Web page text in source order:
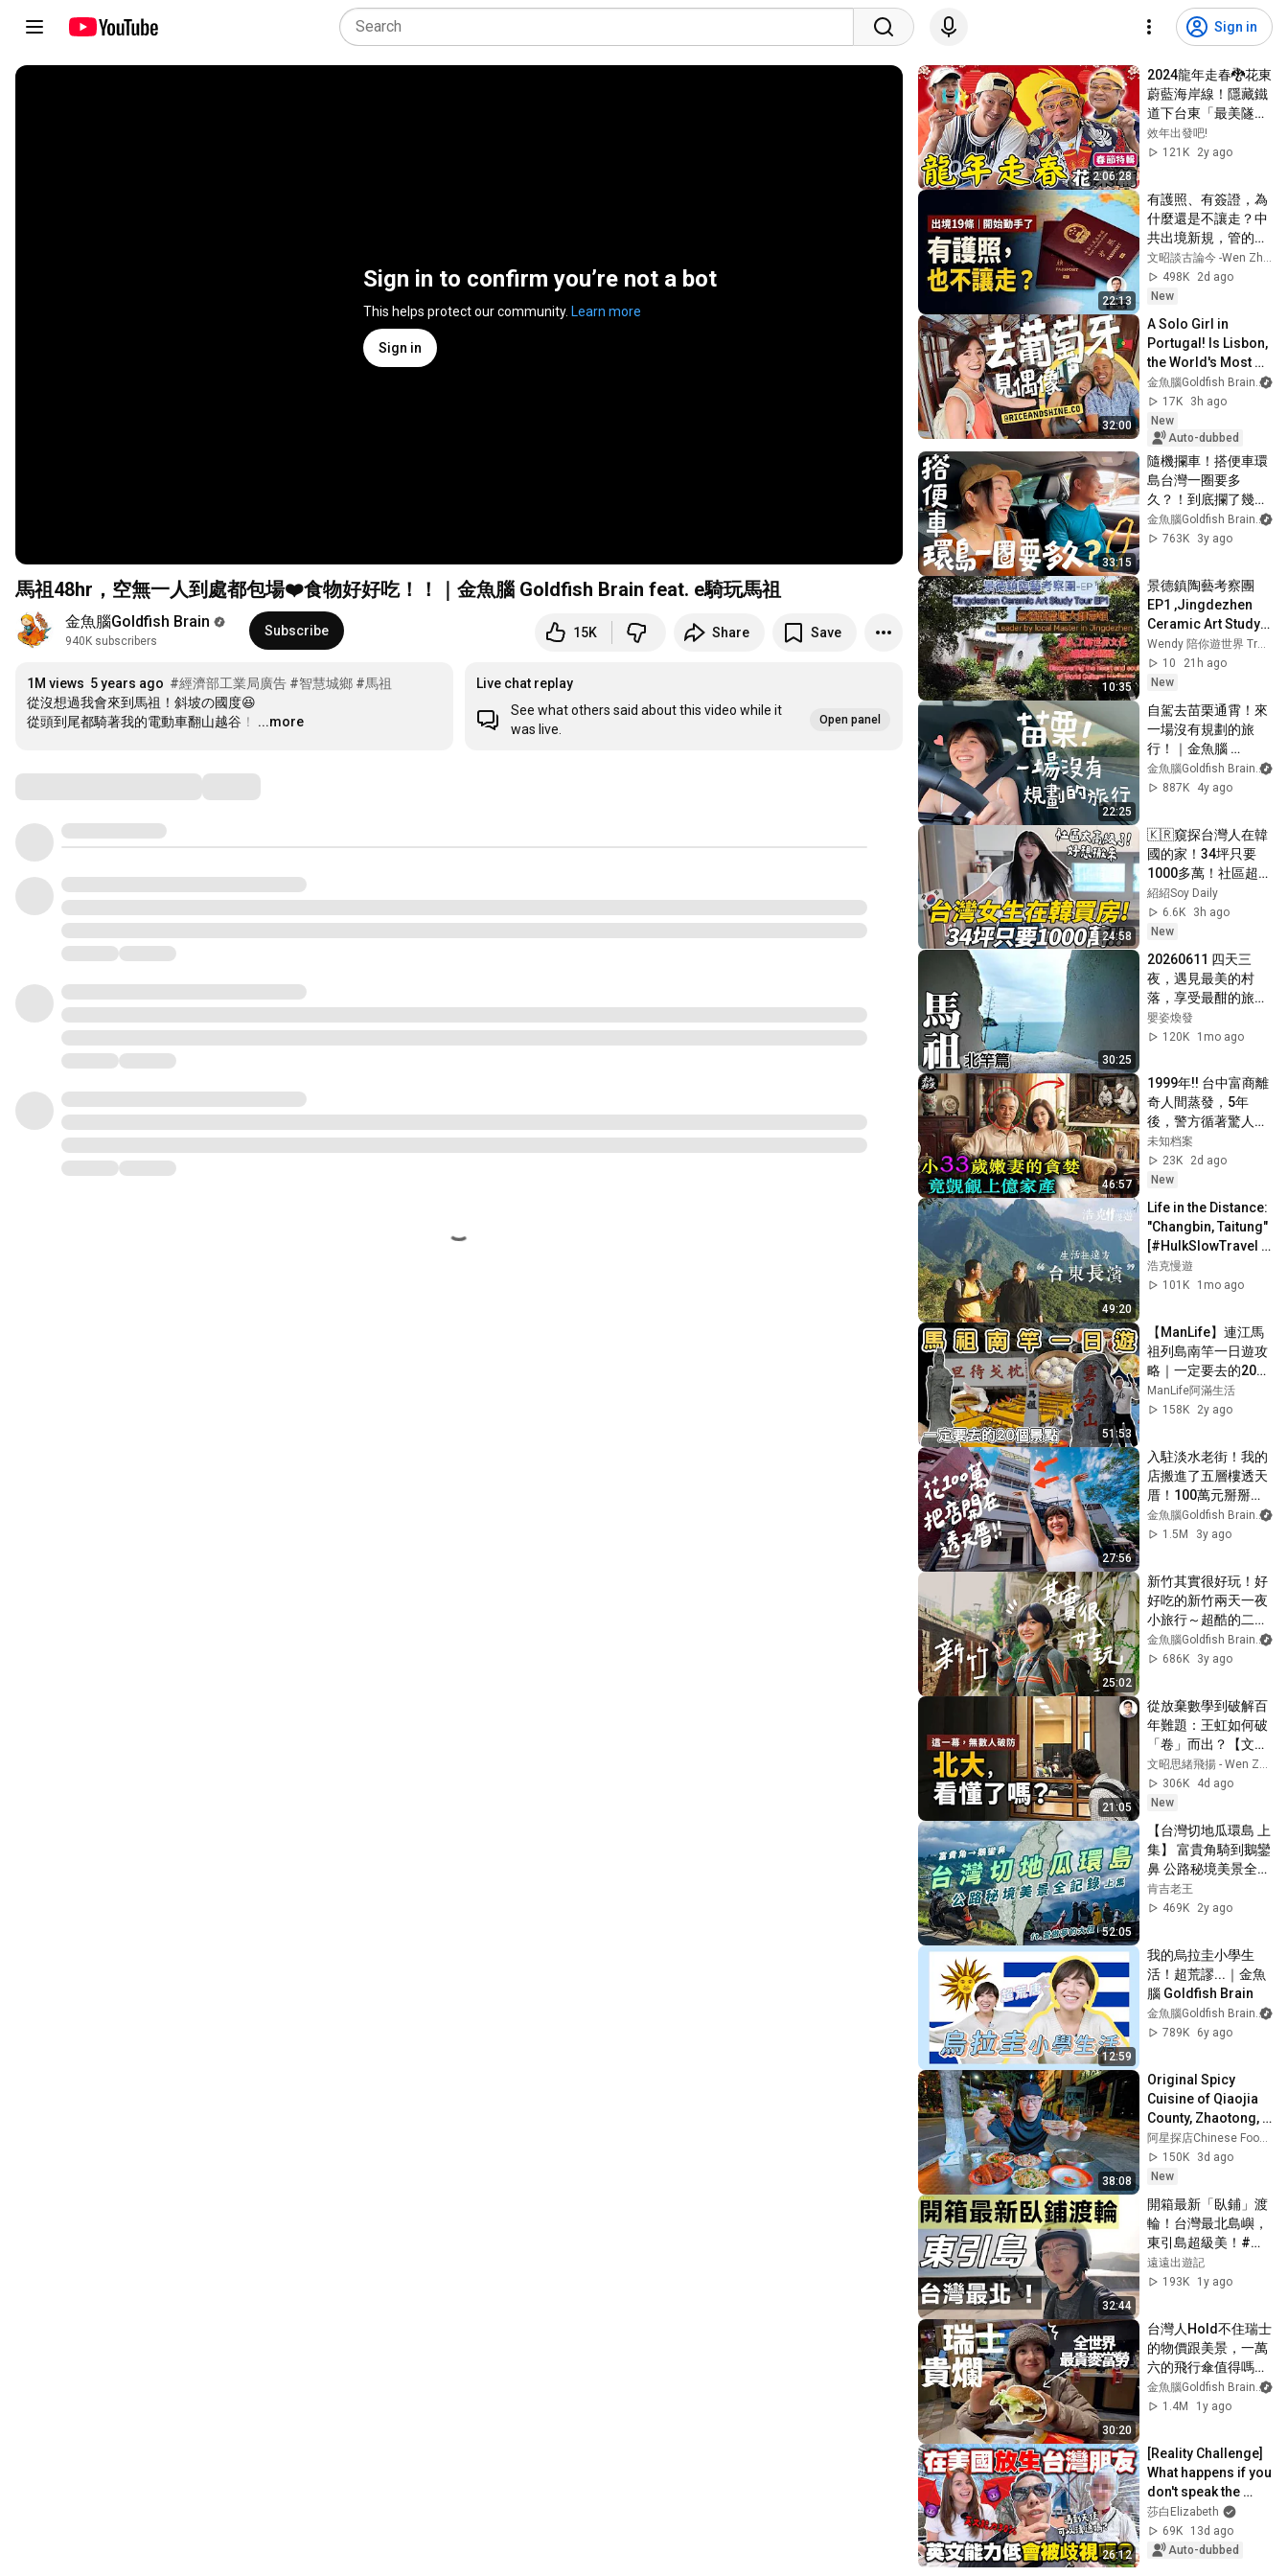
Sign in
Sign in to confirm you’re not a bot
This helps protect our community. Learn more
Sign in
馬祖48hr，空無一人到處都包場❤️食物好好吃！！｜金魚腦 Goldfish Brain feat. e騎玩馬祖
金魚腦Goldfish Brain
940K subscribers
Subscribe 15K Share Save
1M views 5 years ago #經濟部工業局廣告 #智慧城鄉 #馬祖
從沒想過我會來到馬祖！斜坡の國度😆
從頭到尾都騎著我的電動車翻山越谷！
…
...more
Live chat replay
See what others said about this video while it
was live.
Open panel
2:06:28
2024龍年走春🐉花東
蔚藍海岸線！隱藏鐵
道下台東「最美隧
道」！許效舜尷尬遭
誤認成沈文程？！
📍花蓮．台東｜許效
舜 威廉
效年出發吧!
121K
2y ago
22:13
有護照、有簽證，為
什麼還是不讓走？中
共出境新規，管的遠
不止是人（文昭談古
論今1735期）
文昭談古論今 -Wen Zhao Official
498K
2d ago
New
32:00
A Solo Girl in
Portugal! Is Lisbon,
the World's Most
Livable City, Fun? 金魚腦Goldfish Brain
17K
3h ago
New
Auto-dubbed
33:15
隨機攔車！搭便車環
島台灣一圈要多
久？！到底攔了幾台
車才能夠到終點？｜
金魚腦 Goldfish
Emma
金魚腦Goldfish Brain
763K
3y ago
10:35
景德鎮陶藝考察團
EP1 ,Jingdezhen
Ceramic Art Study
Tour EP1
10
21h ago
New
22:25
自駕去苗栗通霄！來
一場沒有規劃的旅
行！｜金魚腦
Goldfish Brain
金魚腦Goldfish Brain
887K
4y ago
24:58
🇰🇷窺探台灣人在韓
國的家！34坪只要
1000多萬！社區超級
豪華！三星工程師的
新家開箱｜韓國
Room Tour｜紹紹
紹紹Soy Daily
6.6K
3h ago
New
30:25
20260611 四天三
夜，遇見最美的村
落，享受最酣的旅行|
馬祖|北竿
嬰姿煥發
120K
1mo ago
46:57
1999年!! 台中富商離
奇人間蒸發，5年
後，警方循著驚人線
索追查，年輕嫩妻的
駭人真面目終於曝
光…
未知档案
23K
2d ago
New
49:20
Life in the Distance:
"Changbin, Taitung"
[#HulkSlowTravel
EP61] Full Version
浩克慢遊
101K
1mo ago
51:53
【ManLife】連江馬
祖列島南竿一日遊攻
略｜一定要去的20個
景點Mazu one day
tour  《阿滿生活｜
ManLife阿滿生活
158K
2y ago
27:56
入駐淡水老街！我的
店搬進了五層樓透天
厝！100萬元掰掰
【搬家全記錄】｜金
魚腦Goldfish Brain
金魚腦Goldfish Brain
1.5M
3y ago
25:02
新竹其實很好玩！好
好吃的新竹兩天一夜
小旅行～超酷的二手
衣複合式咖啡廳、遇
到超幽默的餐廳老
塔！｜金魚腦
Goldfish Brain
金魚腦Goldfish Brain
686K
3y ago
21:05
從放棄數學到破解百
年難題：王虹如何破
「卷」而出？【文昭
思緒飛揚562】
文昭思緒飛揚 - Wen Zhao Studio
306K
4d ago
New
52:05
【台灣切地瓜環島 上
集】 富貴角騎到鵝鑾
鼻 公路秘境美景全記
錄 Ft.愛做夢的大叔
阿猿@愛做夢的大叔
行 #vespa
肯吉老王
469K
2y ago
12:59
我的烏拉圭小學生
活！超荒謬...｜金魚
腦 Goldfish Brain
金魚腦Goldfish Brain
789K
6y ago
38:08
Original Spicy
Cuisine of Qiaojia
County, Zhaotong,
Yunnan
阿星探店Chinese Food Tour
150K
3d ago
New
32:44
開箱最新「臥鋪」渡
輪！台灣最北島嶼，
東引島超級美！#馬
祖 #渡輪
遠遠出遊記
193K
1y ago
30:20
台灣人Hold不住瑞士
的物價跟美景，一萬
六的飛行傘值得嗎？
麥當勞重擊錢包君 |
金魚腦Goldfish
金魚腦Goldfish Brain
1.4M
1y ago
26:12
[Reality Challenge]
What happens if you
don't speak the
language in the US?
Culture shock?
Witnes...
莎白Elizabeth
69K
13d ago
Auto-dubbed